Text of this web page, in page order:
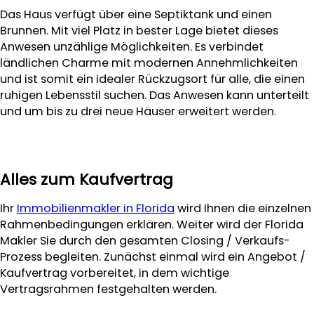
Das Haus verfügt über eine Septiktank und einen
Brunnen. Mit viel Platz in bester Lage bietet dieses
Anwesen unzählige Möglichkeiten. Es verbindet
ländlichen Charme mit modernen Annehmlichkeiten
und ist somit ein idealer Rückzugsort für alle, die einen
ruhigen Lebensstil suchen. Das Anwesen kann unterteilt
und um bis zu drei neue Häuser erweitert werden.
Alles zum Kaufvertrag
Ihr Immobilienmakler in Florida wird Ihnen die einzelnen
Rahmenbedingungen erklären. Weiter wird der Florida
Makler Sie durch den gesamten Closing / Verkaufs-
Prozess begleiten. Zunächst einmal wird ein Angebot /
Kaufvertrag vorbereitet, in dem wichtige
Vertragsrahmen festgehalten werden.